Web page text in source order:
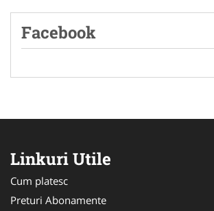
Facebook
Linkuri Utile
Cum platesc
Preturi Abonamente